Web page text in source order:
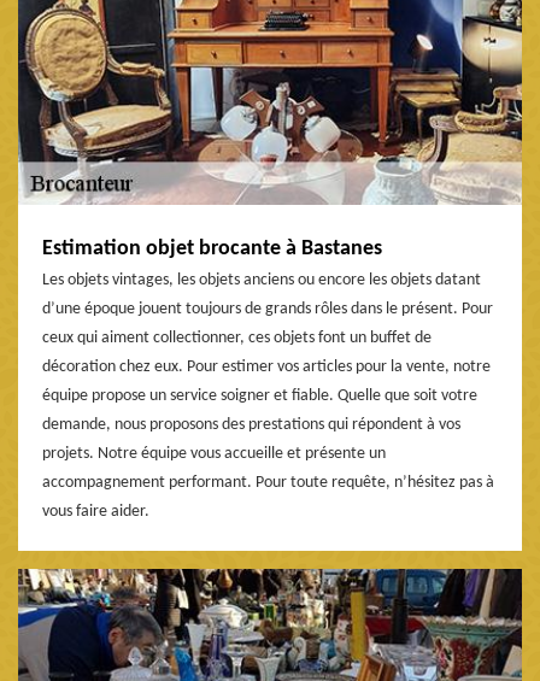
Estimation objet brocante à Bastanes
Les objets vintages, les objets anciens ou encore les objets datant
d’une époque jouent toujours de grands rôles dans le présent. Pour
ceux qui aiment collectionner, ces objets font un buffet de
décoration chez eux. Pour estimer vos articles pour la vente, notre
équipe propose un service soigner et fiable. Quelle que soit votre
demande, nous proposons des prestations qui répondent à vos
projets. Notre équipe vous accueille et présente un
accompagnement performant. Pour toute requête, n’hésitez pas à
vous faire aider.